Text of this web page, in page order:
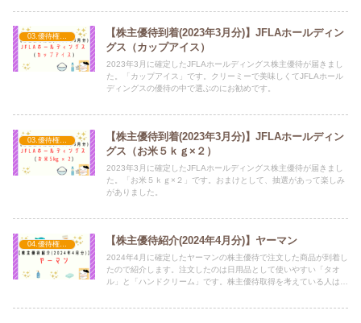
03.優待権利確定（3月）
【株主優待到着(2023年3月分)】JFLAホールディン
グス（カップアイス）
2023年3月に確定したJFLAホールディングス株主優待が届きまし
た。「カップアイス」です。クリーミーで美味しくてJFLAホール
ディングスの優待の中で選ぶのにお勧めです。
03.優待権利確定（3月）
【株主優待到着(2023年3月分)】JFLAホールディン
グス（お米５ｋｇ×２）
2023年3月に確定したJFLAホールディングス株主優待が届きまし
た。「お米５ｋｇ×２」です。おまけとして、抽選があって楽しみ
がありました。
04.優待権利確定（4月） 【株主優待紹介(2024年4月分)】ヤーマン
2024年4月に確定したヤーマンの株主優待で注文した商品が到着し
たので紹介します。注文したのは日用品として使いやすい「タオ
ル」と「ハンドクリーム」です。株主優待取得を考えている人は参